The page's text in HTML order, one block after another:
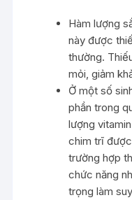
Hàm lượng
này được
thường.
mỏi, giảm
Ở một số
phần trong
lượng
chim trĩ
trường hợp
chức năng
trọng làm